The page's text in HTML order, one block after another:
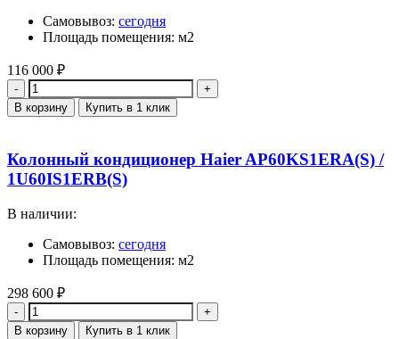
Самовывоз: сегодня
Площадь помещения: м2
116 000 ₽
Количество
В корзину Купить в 1 клик
Колонный кондиционер Haier AP60KS1ERA(S) /
1U60IS1ERB(S)
В наличии:
Самовывоз: сегодня
Площадь помещения: м2
298 600 ₽
Количество
В корзину Купить в 1 клик